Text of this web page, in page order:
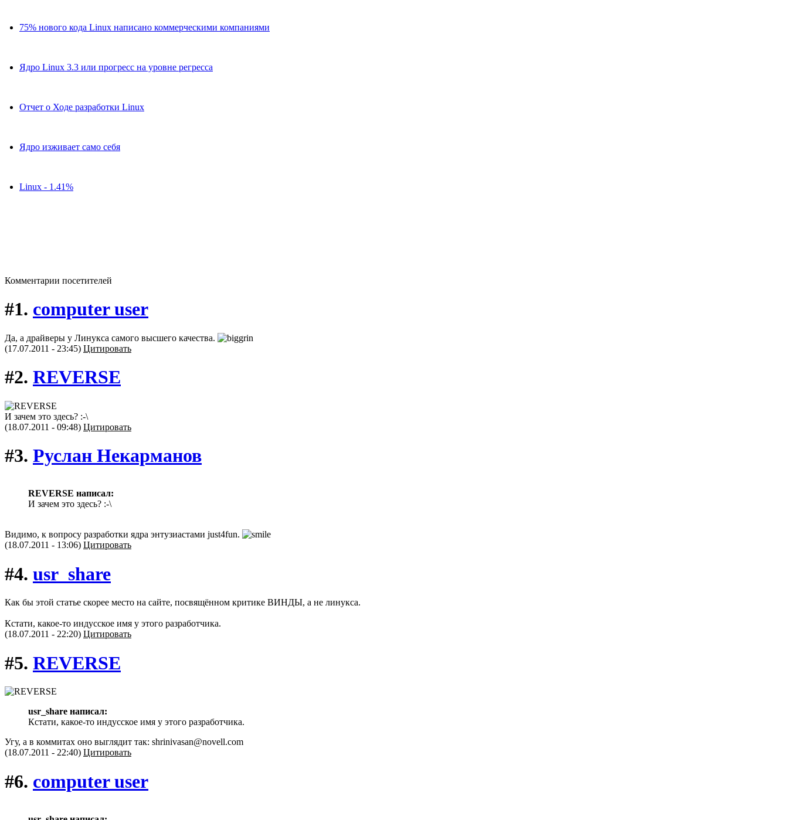
75% нового кода Linux написано коммерческими компаниями
Ядро Linux 3.3 или прогресс на уровне регресса
Отчет о Ходе разработки Linux
Ядро изживает само себя
Linux - 1.41%
Комментарии посетителей
#1. computer user
Да, а драйверы у Линукса самого высшего качества.
(17.07.2011 - 23:45) Цитировать
#2. REVERSE
И зачем это здесь? :-\
(18.07.2011 - 09:48) Цитировать
#3. Руслан Некарманов
REVERSE написал:
И зачем это здесь? :-\
Видимо, к вопросу разработки ядра энтузиастами just4fun.
(18.07.2011 - 13:06) Цитировать
#4. usr_share
Как бы этой статье скорее место на сайте, посвящённом критике ВИНДЫ, а не линукса.
Кстати, какое-то индусское имя у этого разработчика.
(18.07.2011 - 22:20) Цитировать
#5. REVERSE
usr_share написал:
Кстати, какое-то индусское имя у этого разработчика.
Угу, а в коммитах оно выглядит так: shrinivasan@novell.com
(18.07.2011 - 22:40) Цитировать
#6. computer user